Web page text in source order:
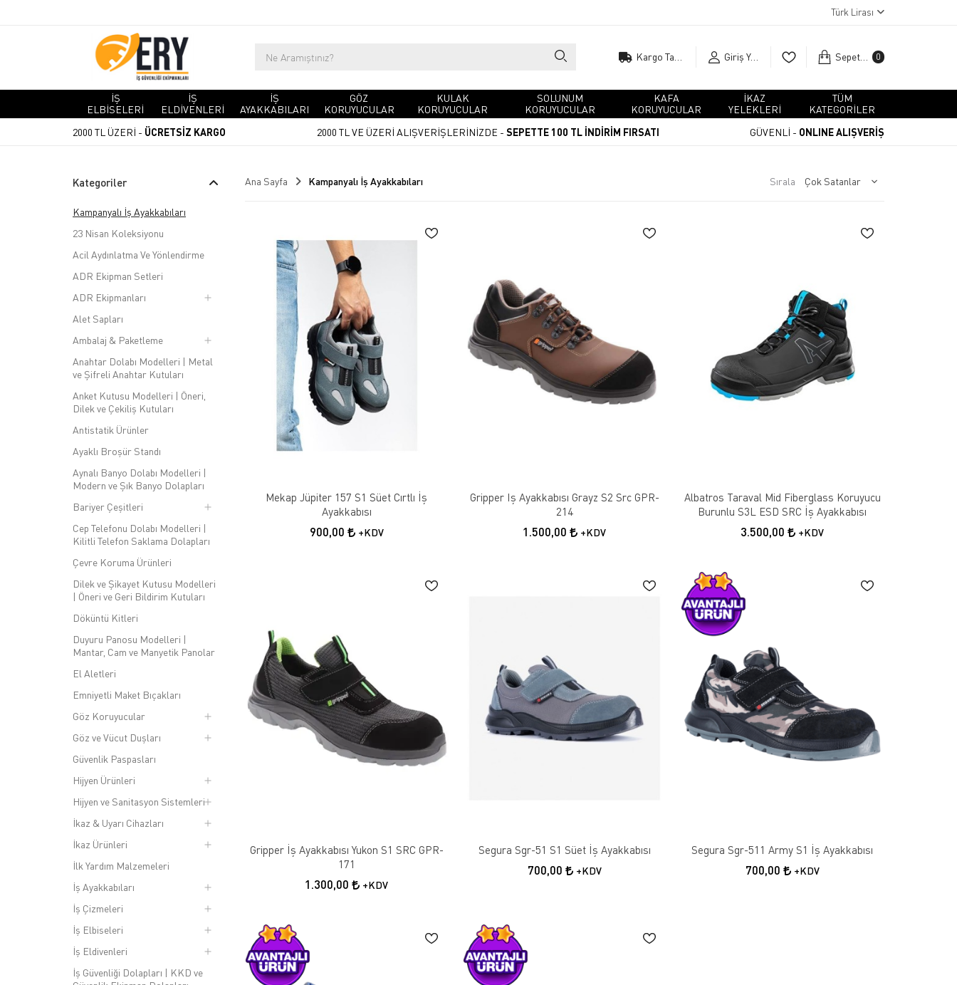
Türk Lirası
Giriş Yap Sepetim 0
İŞ
ELBİSELERİ
İŞ
ELDİVENLERİ
İŞ
AYAKKABILARI
GÖZ
KORUYUCULAR
KULAK
KORUYUCULAR
SOLUNUM
KORUYUCULAR
KAFA
KORUYUCULAR
İKAZ
YELEKLERİ
TÜM
KATEGORİLER
2000 TL ÜZERİ - ÜCRETSİZ KARGO 2000 TL VE ÜZERİ ALIŞVERİŞLERİNİZDE - SEPETTE 100 TL İNDİRİM FIRSATI GÜVENLİ - ONLINE ALIŞVERİŞ
Kategoriler
Kampanyalı İş Ayakkabıları
23 Nisan Koleksiyonu
Acil Aydınlatma Ve Yönlendirme
ADR Ekipman Setleri
ADR Ekipmanları
Alet Sapları
Ambalaj & Paketleme
Anahtar Dolabı Modelleri | Metal
ve Şifreli Anahtar Kutuları
Anket Kutusu Modelleri | Öneri,
Dilek ve Çekiliş Kutuları
Antistatik Ürünler
Ayaklı Broşür Standı
Aynalı Banyo Dolabı Modelleri |
Modern ve Şık Banyo Dolapları
Bariyer Çeşitleri
Cep Telefonu Dolabı Modelleri |
Kilitli Telefon Saklama Dolapları
Çevre Koruma Ürünleri
Dilek ve Şikayet Kutusu Modelleri
| Öneri ve Geri Bildirim Kutuları
Döküntü Kitleri
Duyuru Panosu Modelleri |
Mantar, Cam ve Manyetik Panolar
El Aletleri
Emniyetli Maket Bıçakları
Göz Koruyucular
Göz ve Vücut Duşları
Güvenlik Paspasları
Hijyen Ürünleri
Hijyen ve Sanitasyon Sistemleri
İkaz & Uyarı Cihazları
İkaz Ürünleri
İlk Yardım Malzemeleri
İş Ayakkabıları
İş Çizmeleri
İş Elbiseleri
İş Eldivenleri
İş Güvenliği Dolapları | KKD ve
Ana Sayfa Kampanyalı İş Ayakkabıları Sırala
Mekap Jüpiter 157 S1 Süet Cırtlı İş
Ayakkabısı
900,00 +KDV
Gripper Iş Ayakkabısı Grayz S2 Src GPR-
214
1.500,00 +KDV
Albatros Taraval Mid Fiberglass Koruyucu
Burunlu S3L ESD SRC İş Ayakkabısı
3.500,00 +KDV
Gripper İş Ayakkabısı Yukon S1 SRC GPR-
171
1.300,00 +KDV
Segura Sgr-51 S1 Süet İş Ayakkabısı
700,00 +KDV
Segura Sgr-511 Army S1 İş Ayakkabısı
700,00 +KDV